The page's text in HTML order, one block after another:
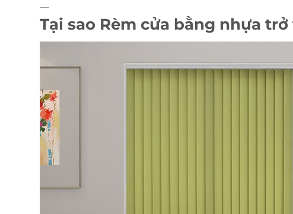
—
Tại sao Rèm cửa bằng nhựa